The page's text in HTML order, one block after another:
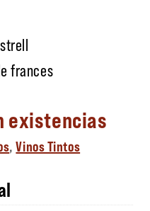
frances
existencias
,Vinos Tintos